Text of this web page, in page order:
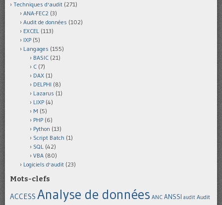
Techniques d'audit (271)
ANA-FEC2 (3)
Audit de données (102)
EXCEL (113)
IXP (5)
Langages (155)
BASIC (21)
C (7)
DAX (1)
DELPHI (8)
Lazarus (1)
LIXP (4)
M (5)
PHP (6)
Python (13)
Script Batch (1)
SQL (42)
VBA (80)
Logiciels d'audit (23)
Mots-clefs
ACCESS Analyse de données ANC ANSSI audit Audit